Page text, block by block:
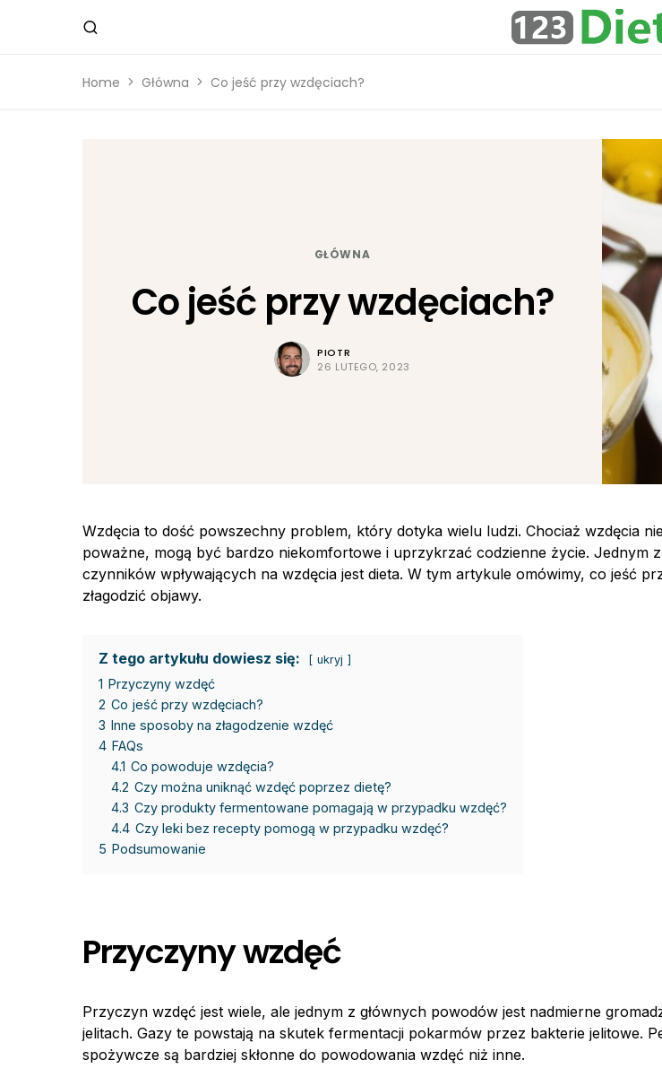
Home Główna Co jeść przy wzdęciach?
GŁÓWNA
Co jeść przy wzdęciach?
PIOTR
26 LUTEGO, 2023
Wzdęcia to dość powszechny problem, który dotyka wielu ludzi. Chociaż wzdęcia
poważne, mogą być bardzo niekomfortowe i uprzykrzać codzienne życie. Jednym
czynników wpływających na wzdęcia jest dieta. W tym artykule omówimy, co jeść
złagodzić objawy.
Z tego artykułu dowiesz się: ukryj
1 Przyczyny wzdęć
2 Co jeść przy wzdęciach?
3 Inne sposoby na złagodzenie wzdęć
4 FAQs
4.1 Co powoduje wzdęcia?
4.2 Czy można uniknąć wzdęć poprzez dietę?
4.3 Czy produkty fermentowane pomagają w przypadku wzdęć?
4.4 Czy leki bez recepty pomogą w przypadku wzdęć?
5 Podsumowanie
Przyczyny wzdęć
Przyczyn wzdęć jest wiele, ale jednym z głównych powodów jest nadmierne
jelitach. Gazy te powstają na skutek fermentacji pokarmów przez bakterie jelitowe.
spożywcze są bardziej skłonne do powodowania wzdęć niż inne.